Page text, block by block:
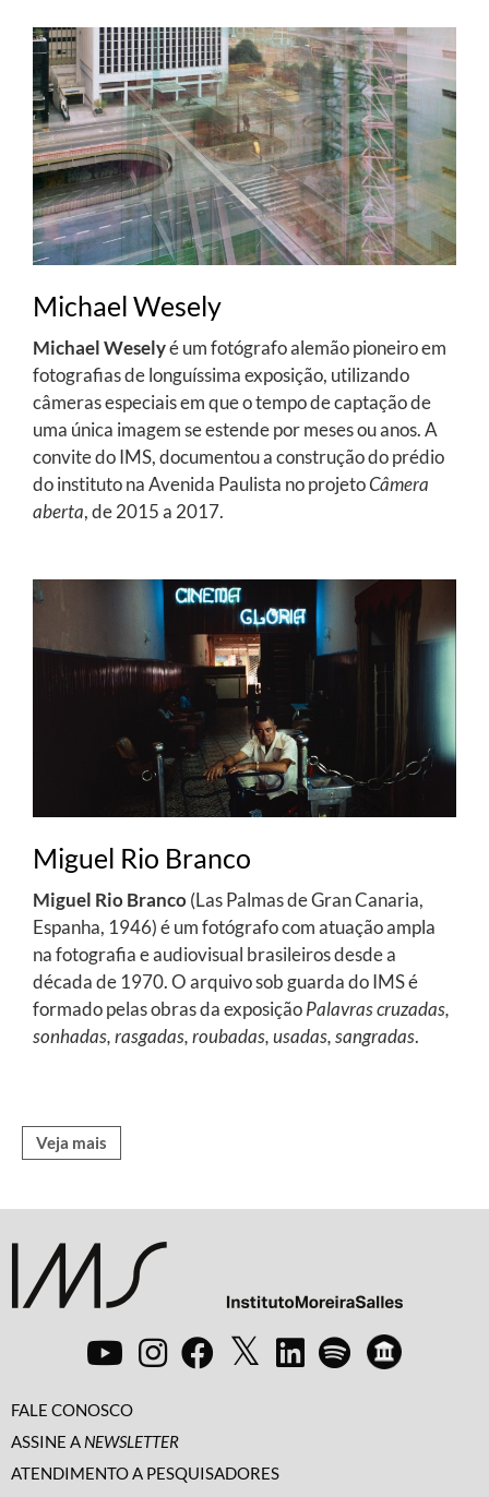
Michael Wesely
Michael Weselyé um fotógrafo alemão pioneiro em
fotografias de longuíssima exposição, utilizando
câmeras especiais em que o tempo de captação de
uma única imagem se estende por meses ou anos. A
convite do IMS, documentou a construção do prédio
do instituto na Avenida Paulista no projetoCâmera
aberta, de 2015 a 2017.
Miguel Rio Branco
Miguel Rio Branco(Las Palmas de Gran Canaria,
Espanha, 1946) é um fotógrafo com atuação ampla
na fotografia e audiovisual brasileiros desde a
década de 1970. O arquivo sob guarda do IMS é
formado pelas obras da exposiçãoPalavras cruzadas,
sonhadas, rasgadas, roubadas, usadas, sangradas.
Veja mais
FALE CONOSCO
ASSINE A NEWSLETTER
ATENDIMENTO A PESQUISADORES